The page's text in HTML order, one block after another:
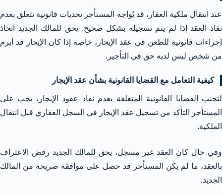
عند انتقال ملكية العقار، قد يُواجه المستأجر تحديات قانونية تتعلق بعدم
نفاذ العقد إذا لم يتم تسجيله بشكل صحيح. يحق للمالك الجديد اتخاذ
إجراءات قانونية للطعن في عقد الإيجار، خاصة إذا كان الإيجار قد أبرم
من شخص ليس لديه حق في التأجير.
كيفية التعامل مع القضايا القانونية بشأن عقد الإيجار
لتجنب القضايا القانونية المتعلقة بعدم نفاذ عقود الإيجار، يجب على
المستأجر التأكد من تسجيل عقد الإيجار في السجل العقاري قبل انتقال
الملكية.
وفي حال كان العقد غير مسجل، يحق للمالك الجديد رفض الاعتراف
بالعقد، ما لم يكن المستأجر قد حصل على موافقة صريحة من المالك
الجديد.